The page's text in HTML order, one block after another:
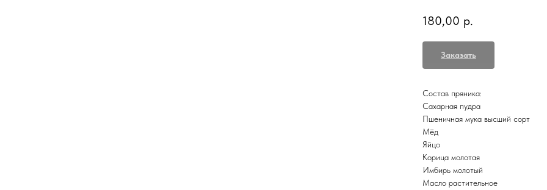
180,00 р.
Заказать
Состав пряника:
Сахарная пудра
Пшеничная мука высший сорт
Мёд
Яйцо
Корица молотая
Имбирь молотый
Масло растительное